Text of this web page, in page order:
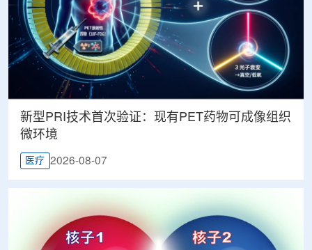
新型PRI技术首次验证：现有PET药物可成像组织
微环境
医疗 2026-08-07